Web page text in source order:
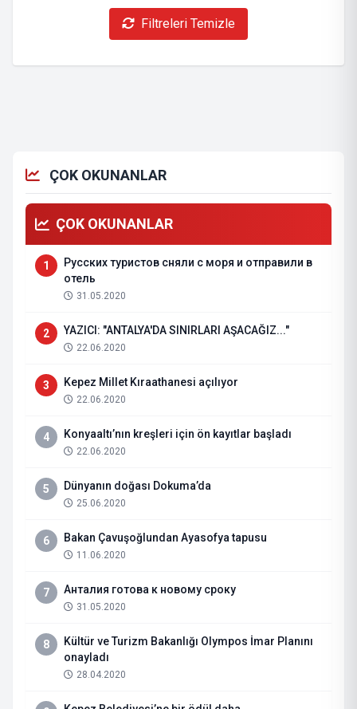
Filtreleri Temizle
ÇOK OKUNANLAR
ÇOK OKUNANLAR
1
Русских туристов сняли с моря и отправили в
отель
31.05.2020
2 YAZICI: "ANTALYA'DA SINIRLARI AŞACAĞIZ..."
22.06.2020
3 Kepez Millet Kıraathanesi açılıyor
22.06.2020
4 Konyaaltı’nın kreşleri için ön kayıtlar başladı
22.06.2020
5 Dünyanın doğası Dokuma’da
25.06.2020
6 Bakan Çavuşoğlundan Ayasofya tapusu
11.06.2020
7 Анталия готова к новому сроку
31.05.2020
8
Kültür ve Turizm Bakanlığı Olympos İmar Planını
onayladı
28.04.2020